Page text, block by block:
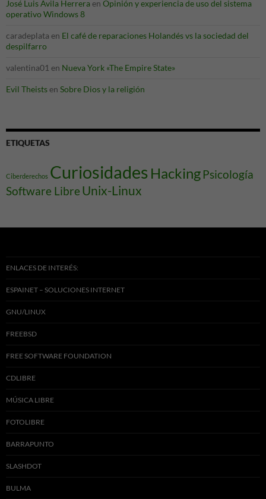
José Luis Ávila Herrera en Opinión y experiencia de uso del sistema
operativo Windows 8
caradeplata en El café de reparaciones Holandés vs la sociedad del
despilfarro
valentina01 en Nueva York «The Empire State»
Evil Theistsen Sobre Dios y la religión
ETIQUETAS
Ciberderechos Curiosidades Hacking Psicología
Software Libre Unix-Linux
ENLACES DE INTERÉS:
ESPAINET – SOLUCIONES INTERNET
GNU/LINUX
FREEBSD
FREE SOFTWARE FOUNDATION
CDLIBRE
MÚSICA LIBRE
FOTOLIBRE
BARRAPUNTO
SLASHDOT
BULMA